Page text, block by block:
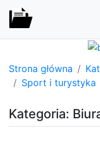
Strona główna
Sport i turystyka
Kategoria: